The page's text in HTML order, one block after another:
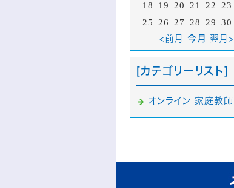
18
19 20 21 22 23
25 26 27 28 29 30
<前月 今月 翌月>
[カテゴリーリスト]
オンライン 家庭教師